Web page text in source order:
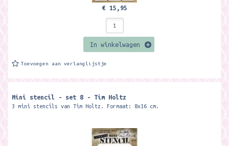
€ 15,95
In winkelwagen
Toevoegen aan verlanglijstje
Mini stencil - set 8 - Tim Holtz
3 mini stencils van Tim Holtz. Formaat: 8x16 cm.